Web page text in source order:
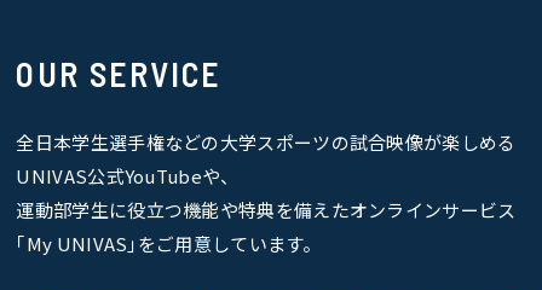
OUR SERVICE
全日本学生選手権などの大学スポーツの試合映像が楽しめる
UNIVAS公式YouTubeや、
運動部学生に役立つ機能や特典を備えたオンラインサービス
｢My UNIVAS｣をご用意しています。